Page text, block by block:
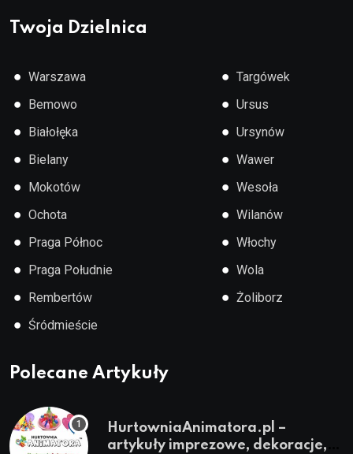
Twoja Dzielnica
● Warszawa
● Bemowo
● Białołęka
● Bielany
● Mokotów
● Ochota
● Praga Północ
● Praga Południe
● Rembertów
● Śródmieście
● Targówek
● Ursus
● Ursynów
● Wawer
● Wesoła
● Wilanów
● Włochy
● Wola
● Żoliborz
Polecane Artykuły
HurtowniaAnimatora.pl –
artykuły imprezowe, dekoracje,